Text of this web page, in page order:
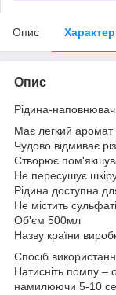
Опис
Опис
Рідина-
Має легкий аромат
Чудово відмиває
Створює
Не пересушує
Рідина доступна
Не містить
Об'єм 500мл
Назву країни
Спосіб
Натисніть помпу –
намилюючи 5-10